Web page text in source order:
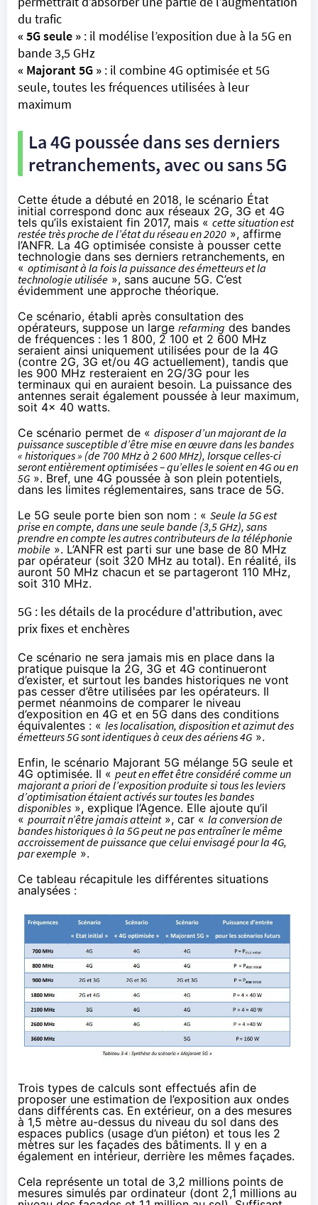
du trafic
« 5G seule » : il modélise l’exposition due à la 5G en
bande 3,5 GHz
« Majorant 5G » : il combine 4G optimisée et 5G
seule, toutes les fréquences utilisées à leur
maximum
La 4G poussée dans ses derniers
retranchements, avec ou sans 5G
Cette étude a débuté en 2018, le scénario État
initial correspond donc aux réseaux 2G, 3G et 4G
tels qu’ils existaient fin 2017, mais « cette situation est
restée très proche de l’état du réseau en 2020 », affirme
l’ANFR. La 4G optimisée consiste à pousser cette
technologie dans ses derniers retranchements, en
« optimisant à la fois la puissance des émetteurs et la
technologie utilisée », sans aucune 5G. C’est
évidemment une approche théorique.
Ce scénario, établi après consultation des
opérateurs, suppose un large refarming des bandes
de fréquences : les 1 800, 2 100 et 2 600 MHz
seraient ainsi uniquement utilisées pour de la 4G
(contre 2G, 3G et/ou 4G actuellement), tandis que
les 900 MHz resteraient en 2G/3G pour les
terminaux qui en auraient besoin. La puissance des
antennes serait également poussée à leur maximum,
soit 4x 40 watts.
Ce scénario permet de « disposer d’un majorant de la
puissance susceptible d’être mise en œuvre dans les bandes
« historiques » (de 700 MHz à 2 600 MHz), lorsque celles-ci
seront entièrement optimisées – qu’elles le soient en 4G ou en
5G ». Bref, une 4G poussée à son plein potentiels,
dans les limites réglementaires, sans trace de 5G.
Le 5G seule porte bien son nom : « Seule la 5G est
prise en compte, dans une seule bande (3,5 GHz), sans
prendre en compte les autres contributeurs de la téléphonie
mobile ». L’ANFR est parti sur une base de 80 MHz
par opérateur (soit 320 MHz au total). En réalité, ils
auront 50 MHz chacun et se partageront 110 MHz,
soit 310 MHz.
5G : les détails de la procédure d'attribution, avec
prix fixes et enchères
Ce scénario ne sera jamais mis en place dans la
pratique puisque la 2G, 3G et 4G continueront
d’exister, et surtout les bandes historiques ne vont
pas cesser d’être utilisées par les opérateurs. Il
permet néanmoins de comparer le niveau
d’exposition en 4G et en 5G dans des conditions
équivalentes : « les localisation, disposition et azimut des
émetteurs 5G sont identiques à ceux des aériens 4G ».
Enfin, le scénario Majorant 5G mélange 5G seule et
4G optimisée. Il « peut en effet être considéré comme un
majorant a priori de l’exposition produite si tous les leviers
d’optimisation étaient activés sur toutes les bandes
disponibles », explique l’Agence. Elle ajoute qu’il
« pourrait n’être jamais atteint», car « la conversion de
bandes historiques à la 5G peut ne pas entraîner le même
accroissement de puissance que celui envisagé pour la 4G,
par exemple ».
Ce tableau récapitule les différentes situations
analysées :
Trois types de calculs sont effectués afin de
proposer une estimation de l’exposition aux ondes
dans différents cas. En extérieur, on a des mesures
à 1,5 mètre au-dessus du niveau du sol dans des
espaces publics (usage d’un piéton) et tous les 2
mètres sur les façades des bâtiments. Il y en a
également en intérieur, derrière les mêmes façades.
Cela représente un total de 3,2 millions points de
mesures simulés par ordinateur (dont 2,1 millions au